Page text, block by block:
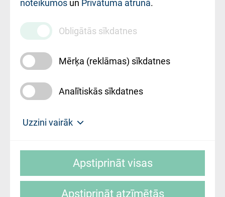
010000234
Maksas
pakalpojumu
cenrādis
noteikumos un Privātuma atrunā.
Obligātās sīkdatnes
Mērķa (reklāmas) sīkdatnes
Analītiskās sīkdatnes
Uzzini vairāk
slimnīca, turpmāk – Pārzinis, sīkdatņu
Apstiprināt visas
Apstiprināt atzīmētās